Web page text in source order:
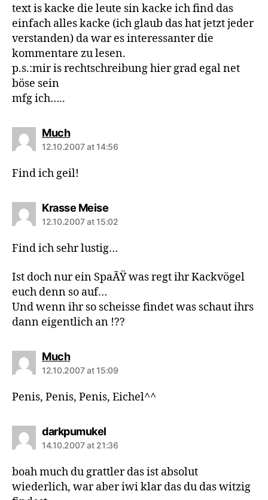
text is kacke die leute sin kacke ich find das
einfach alles kacke (ich glaub das hat jetzt jeder
verstanden) da war es interessanter die
kommentare zu lesen.
p.s.:mir is rechtschreibung hier grad egal net
böse sein
mfg ich…..
Muchsays:
12.10.2007 at 14:56
Find ich geil!
Krasse Meisesays:
12.10.2007 at 15:02
Find ich sehr lustig…
Ist doch nur ein SpaÃŸ was regt ihr Kackvögel
euch denn so auf…
Und wenn ihr so scheisse findet was schaut ihrs
dann eigentlich an !??
Muchsays:
12.10.2007 at 15:09
Penis, Penis, Penis, Eichel^^
darkpumukelsays:
14.10.2007 at 21:36
boah much du grattler das ist absolut
wiederlich, war aber iwi klar das du das witzig